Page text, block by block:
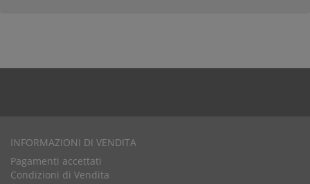
INFORMAZIONI DI VENDITA
Pagamenti accettati
Condizioni di Vendita